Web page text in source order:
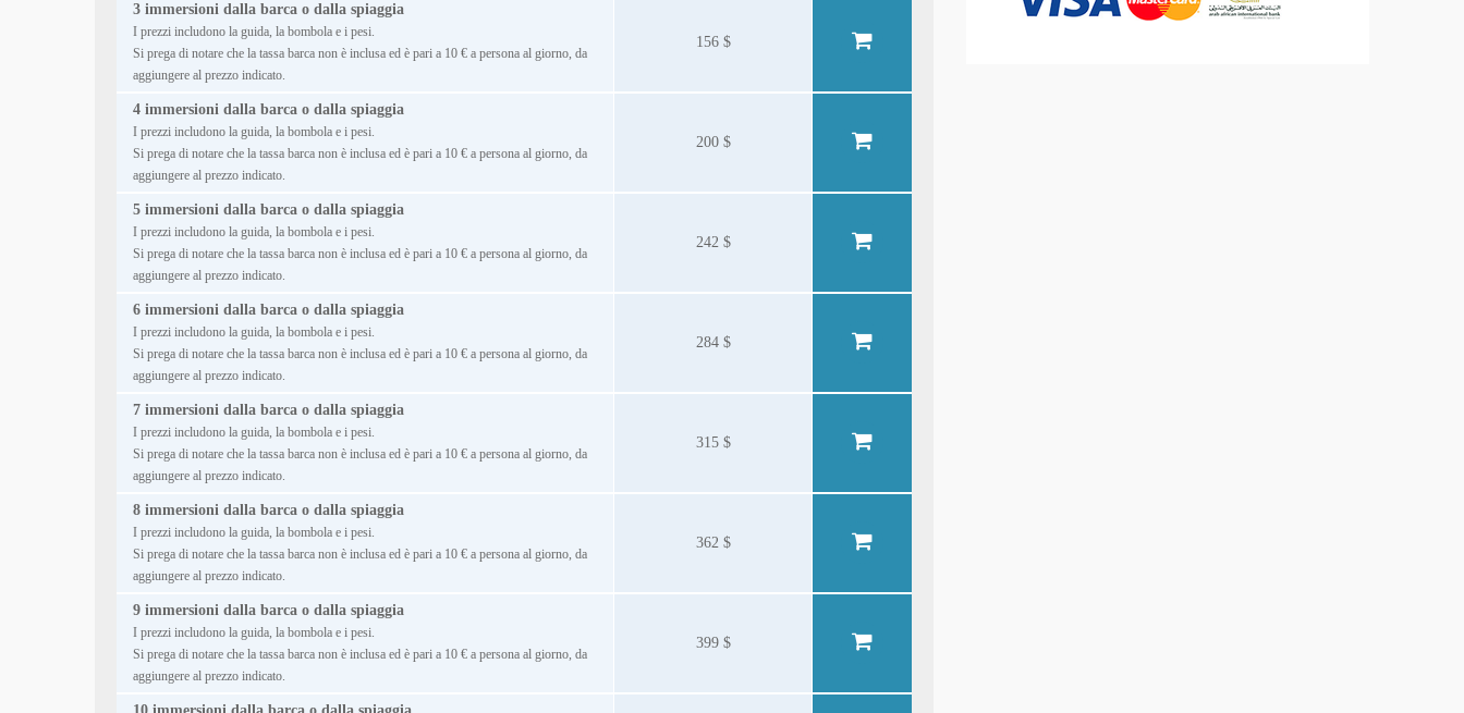
3 immersioni dalla barca o dalla spiaggia
I prezzi includono la guida, la bombola e i pesi.
Si prega di notare che la tassa barca non è inclusa ed è pari a 10 € a persona al giorno, da
aggiungere al prezzo indicato.
156 $
4 immersioni dalla barca o dalla spiaggia
I prezzi includono la guida, la bombola e i pesi.
Si prega di notare che la tassa barca non è inclusa ed è pari a 10 € a persona al giorno, da
aggiungere al prezzo indicato.
200 $
5 immersioni dalla barca o dalla spiaggia
I prezzi includono la guida, la bombola e i pesi.
Si prega di notare che la tassa barca non è inclusa ed è pari a 10 € a persona al giorno, da
aggiungere al prezzo indicato.
242 $
6 immersioni dalla barca o dalla spiaggia
I prezzi includono la guida, la bombola e i pesi.
Si prega di notare che la tassa barca non è inclusa ed è pari a 10 € a persona al giorno, da
aggiungere al prezzo indicato.
284 $
7 immersioni dalla barca o dalla spiaggia
I prezzi includono la guida, la bombola e i pesi.
Si prega di notare che la tassa barca non è inclusa ed è pari a 10 € a persona al giorno, da
aggiungere al prezzo indicato.
315 $
8 immersioni dalla barca o dalla spiaggia
I prezzi includono la guida, la bombola e i pesi.
Si prega di notare che la tassa barca non è inclusa ed è pari a 10 € a persona al giorno, da
aggiungere al prezzo indicato.
362 $
9 immersioni dalla barca o dalla spiaggia
I prezzi includono la guida, la bombola e i pesi.
Si prega di notare che la tassa barca non è inclusa ed è pari a 10 € a persona al giorno, da
aggiungere al prezzo indicato.
399 $